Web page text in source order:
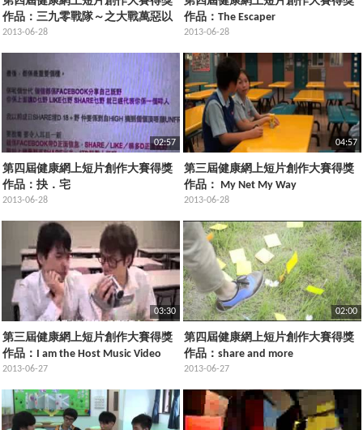
作品：三九零戰隊～之大戰萬惡以
淫為獸
2013-06-28
作品：The Escaper
2013-06-28
02:57
第四屆健康網上短片創作大賽得獎
作品：抉．宅
2013-06-28
04:57
第三屆健康網上短片創作大賽得獎
作品： My Net My Way
2013-06-28
03:30
第三屆健康網上短片創作大賽得獎
作品：I am the Host Music Video
2013-06-27
02:00
第四屆健康網上短片創作大賽得獎
作品：share and more
2013-06-27